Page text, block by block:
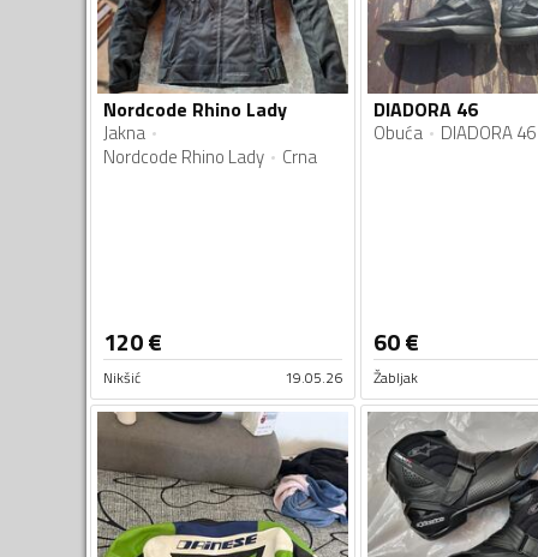
Nordcode Rhino Lady
Jakna
Nordcode Rhino Lady
Crna
120€
Nikšić 19.05.26
DIADORA 46
Obuća DIADORA 46
60€
Žabljak